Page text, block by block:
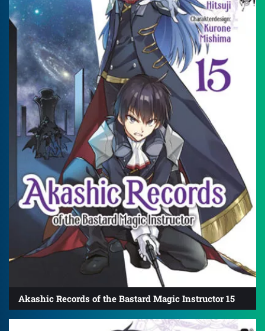
Akashic Records of the Bastard Magic Instructor 15